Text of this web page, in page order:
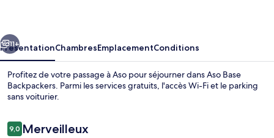
Suivant
11+
PrésentationChambresEmplacementConditions
Profitez de votre passage à Aso pour séjourner dans Aso Base
Backpackers. Parmi les services gratuits, l'accès Wi-Fi et le parking
sans voiturier.
Avis
9,09,0 sur 10
Merveilleux